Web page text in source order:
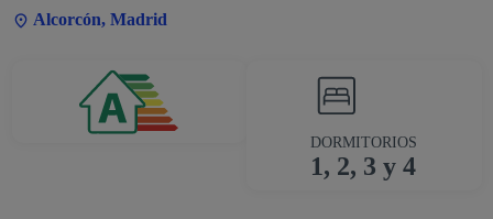
Alcorcón, Madrid
DORMITORIOS
1, 2, 3 y 4